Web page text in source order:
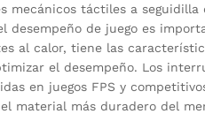
mecánicos táctiles a seguidilla
desempeño de juego es
al calor, tiene las
el desempeño. Los
en juegos FPS y
material más duradero del